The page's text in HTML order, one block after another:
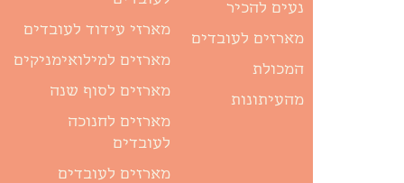
נעים להכיר
מארזים לעובדים
המכולת
מהעיתונות
מארזי עידוד לעובדים
מארזים למילואימניקים
מארזים לסוף שנה
מארזים לחנוכה
לעובדים
מארזים לעובדים